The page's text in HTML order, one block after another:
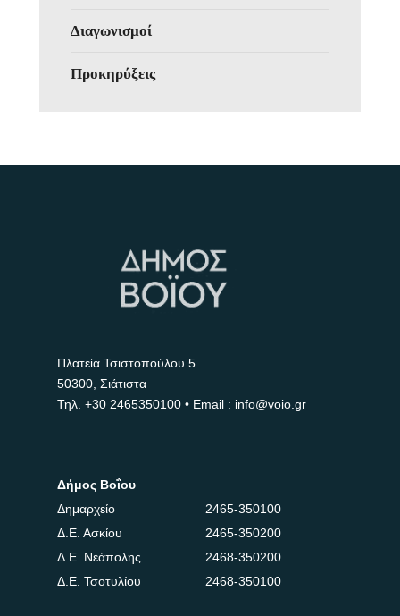
Διαγωνισμοί
Προκηρύξεις
Πλατεία Τσιστοπούλου 5
50300, Σιάτιστα
Τηλ. +30 2465350100 • Email : info@voio.gr
Δήμος Βοΐου
Δημαρχείο
2465-350100
Δ.Ε. Ασκίου
2465-350200
Δ.Ε. Νεάπολης
2468-350200
Δ.Ε. Τσοτυλίου
2468-350100